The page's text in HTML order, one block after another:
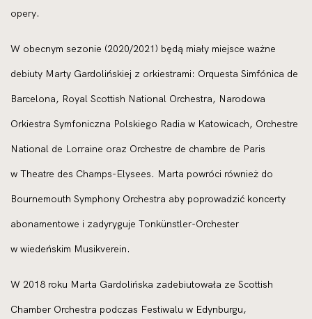
opery.
W obecnym sezonie (2020/2021) będą miały miejsce ważne
debiuty Marty Gardolińskiej z orkiestrami: Orquesta Simfónica de
Barcelona, Royal Scottish National Orchestra, Narodowa
Orkiestra Symfoniczna Polskiego Radia w Katowicach, Orchestre
National de Lorraine oraz Orchestre de chambre de Paris
w Theatre des Champs-Elysees. Marta powróci również do
Bournemouth Symphony Orchestra aby poprowadzić koncerty
abonamentowe i zadyryguje Tonkünstler-Orchester
w wiedeńskim Musikverein.
W 2018 roku Marta Gardolińska zadebiutowała ze Scottish
Chamber Orchestra podczas Festiwalu w Edynburgu,